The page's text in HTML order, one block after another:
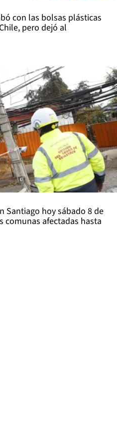
con las bolsas plásticas
pero dejó al
Santiago hoy sábado 8 de
comunas afectadas hasta